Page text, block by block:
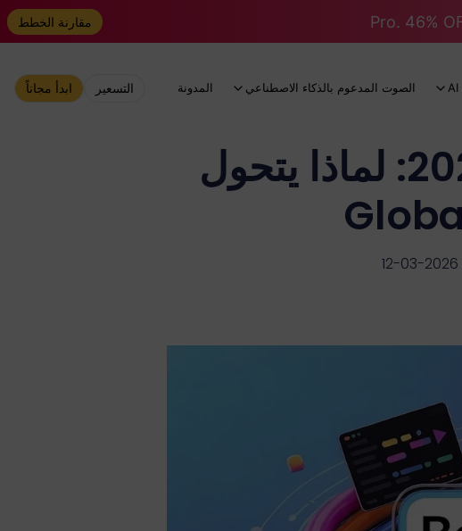
مقارنة الخطط
الصوت المدعوم بالذكاء الاصطناعي المدونة التسعير ابدأ مجاناً
أفضل بدائل هيجزفيلد في عام 2026: لماذا يتحول